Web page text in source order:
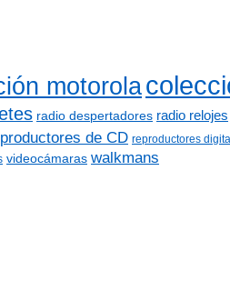
motorola
radio despertadores radio relojes
de CD reproductores
videocámaras walkmans